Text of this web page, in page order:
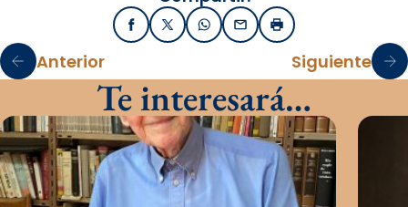
FacebookX / TwitterWhatsApp
EmailImprimir
Anterior Siguiente
Te interesará…